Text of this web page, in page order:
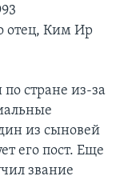
отец, Ким Ир
стране из-за
из сыновей
его пост. Еще
звание